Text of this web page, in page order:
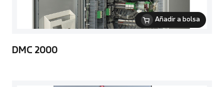
Añadir a bolsa
DMC 2000